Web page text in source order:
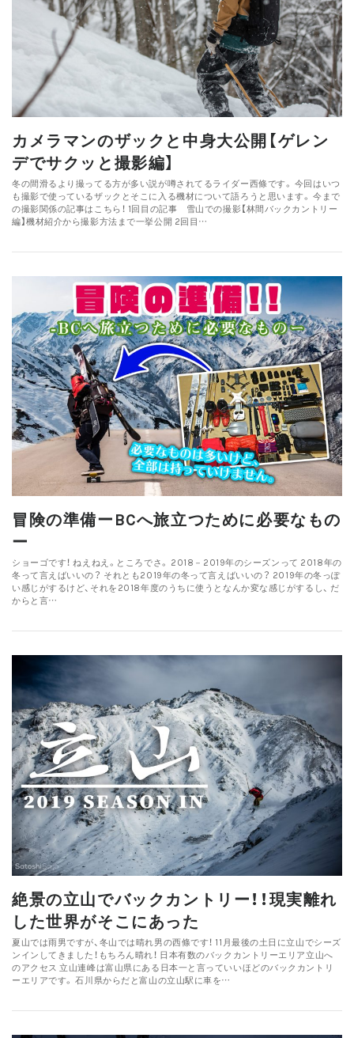
カメラマンのザックと中身大公開【ゲレン
デでサクッと撮影編】
冬の間滑るより撮ってる方が多い説が噂されてるライダー西條です。 今回はいつ
も撮影で使っているザックとそこに入る機材について語ろうと思います。 今まで
の撮影関係の記事はこちら！ 1回目の記事 雪山での撮影【林間バックカントリー
編】機材紹介から撮影方法まで一挙公開 2回目…
冒険の準備ーBCへ旅立つために必要なもの
ー
ショーゴです！ ねえねえ。ところでさ。 2018－2019年のシーズンって 2018年の
冬って言えばいいの？ それとも2019年の冬って言えばいいの？ 2019年の冬っぽ
い感じがするけど、それを2018年度のうちに使うとなんか変な感じがするし、 だ
からと言…
絶景の立山でバックカントリー！！現実離れ
した世界がそこにあった
夏山では雨男ですが、冬山では晴れ男の西條です！ 11月最後の土日に立山でシーズ
ンインしてきました！もちろん晴れ！ 日本有数のバックカントリーエリア立山へ
のアクセス 立山連峰は富山県にある日本一と言っていいほどのバックカントリ
ーエリアです。 石川県からだと富山の立山駅に車を…